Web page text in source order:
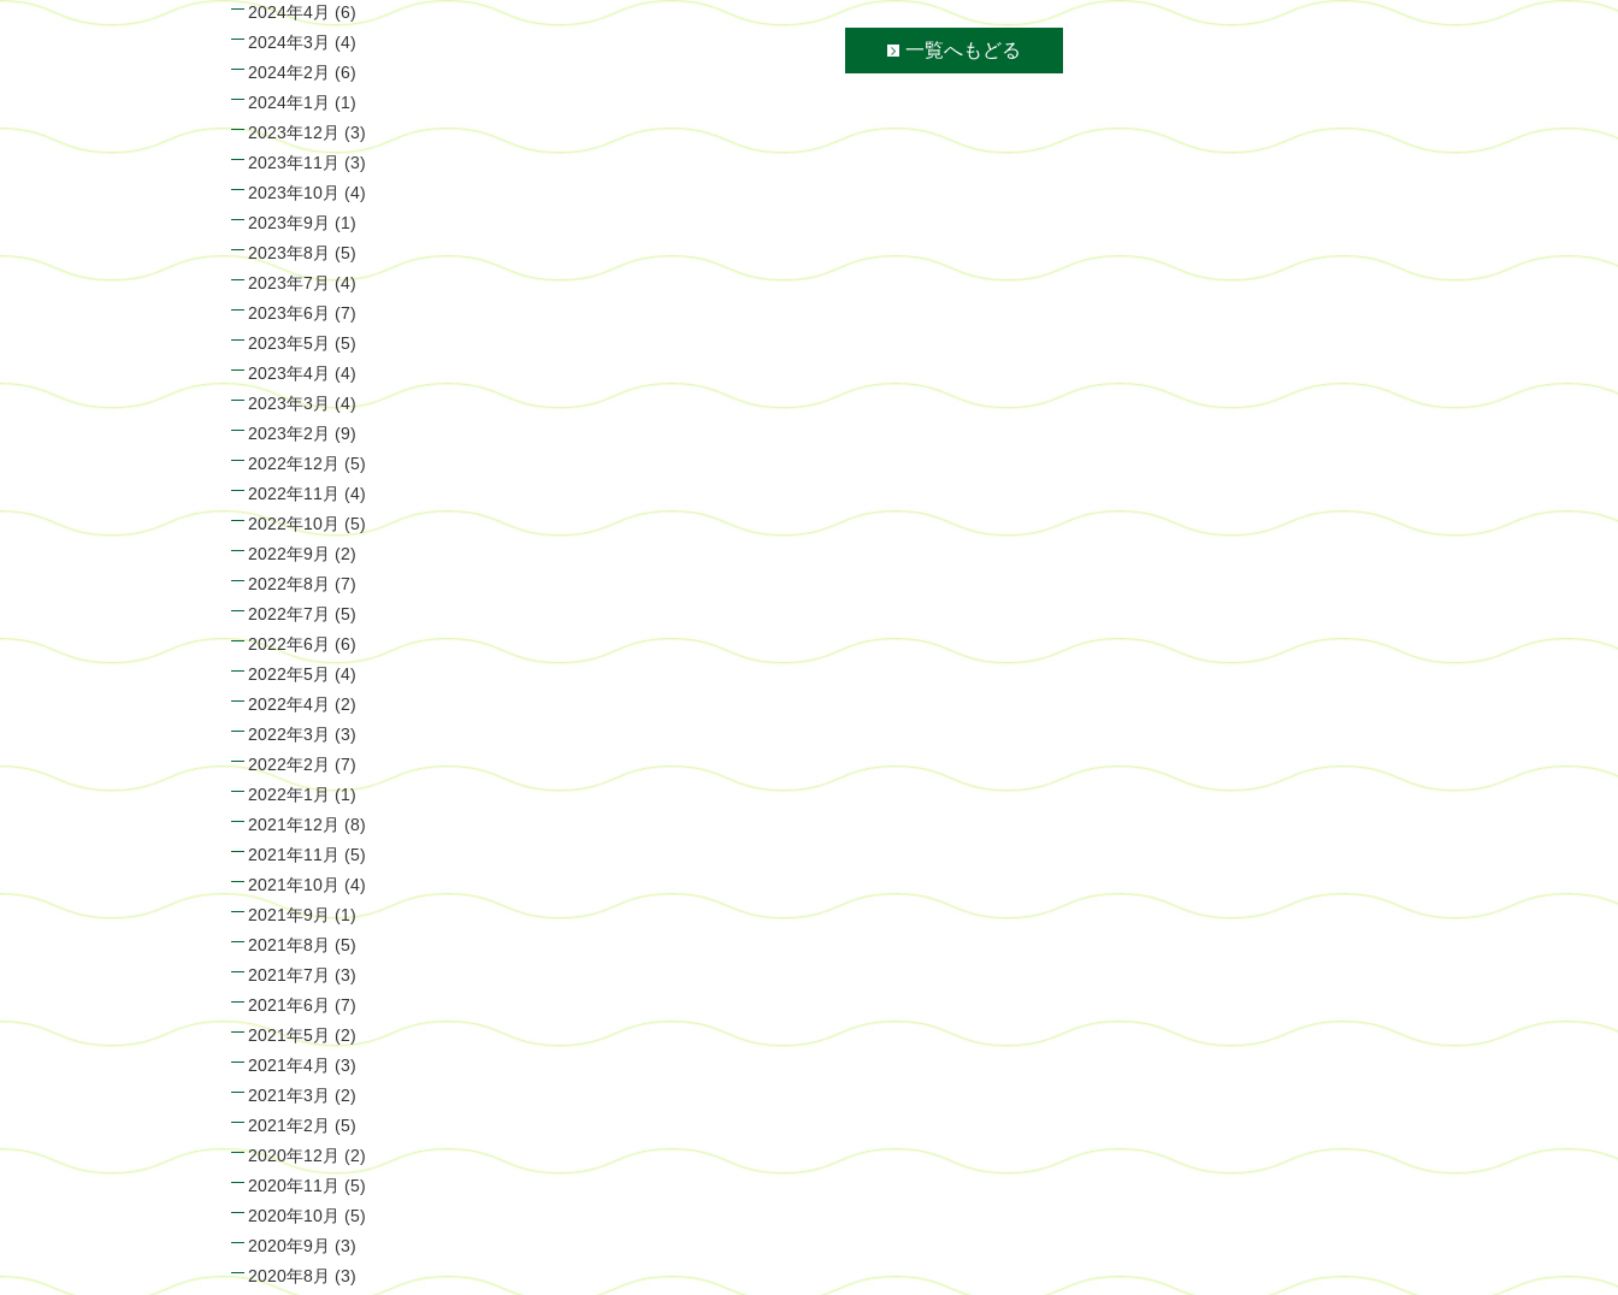
一覧へもどる
2024年4月 (6)
2024年3月 (4)
2024年2月 (6)
2024年1月 (1)
2023年12月 (3)
2023年11月 (3)
2023年10月 (4)
2023年9月 (1)
2023年8月 (5)
2023年7月(4)
2023年6月 (7)
2023年5月 (5)
2023年4月 (4)
2023年3月(4)
2023年2月 (9)
2022年12月 (5)
2022年11月 (4)
2022年10月 (5)
2022年9月 (2)
2022年8月 (7)
2022年7月 (5)
2022年6月 (6)
2022年5月 (4)
2022年4月 (2)
2022年3月 (3)
2022年2月 (7)
2022年1月(1)
2021年12月 (8)
2021年11月 (5)
2021年10月 (4)
2021年9月(1)
2021年8月 (5)
2021年7月 (3)
2021年6月 (7)
2021年5月 (2)
2021年4月 (3)
2021年3月 (2)
2021年2月 (5)
2020年12月 (2)
2020年11月 (5)
2020年10月 (5)
2020年9月 (3)
2020年8月 (3)